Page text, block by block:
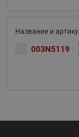
003N5119